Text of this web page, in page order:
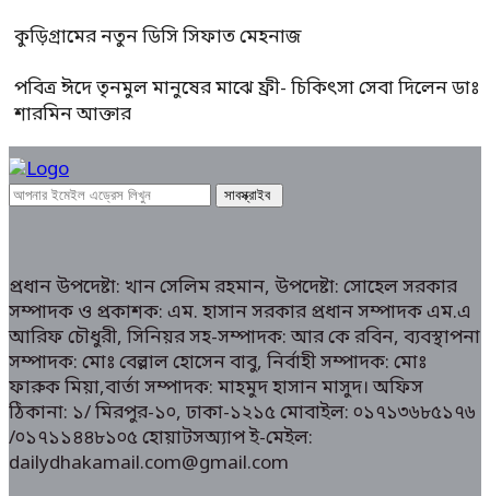
কুড়িগ্রামের নতুন ডিসি সিফাত মেহনাজ
পবিত্র ঈদে তৃনমুল মানুষের মাঝে ফ্রী- চিকিৎসা সেবা দিলেন ডাঃ
শারমিন আক্তার
প্রধান উপদেষ্টা: খান সেলিম রহমান, উপদেষ্টা: সোহেল সরকার
সম্পাদক ও প্রকাশক: এম. হাসান সরকার প্রধান সম্পাদক এম.এ
আরিফ চৌধুরী, সিনিয়র সহ-সম্পাদক: আর কে রবিন, ব্যবস্থাপনা
সম্পাদক: মোঃ বেল্লাল হোসেন বাবু, নির্বাহী সম্পাদক: মোঃ
ফারুক মিয়া,বার্তা সম্পাদক: মাহমুদ হাসান মাসুদ। অফিস
ঠিকানা: ১/ মিরপুর-১০, ঢাকা-১২১৫ মোবাইল: ০১৭১৩৬৮৫১৭৬
/০১৭১১৪৪৮১০৫ হোয়াটসঅ্যাপ ই-মেইল:
dailydhakamail.com@gmail.com